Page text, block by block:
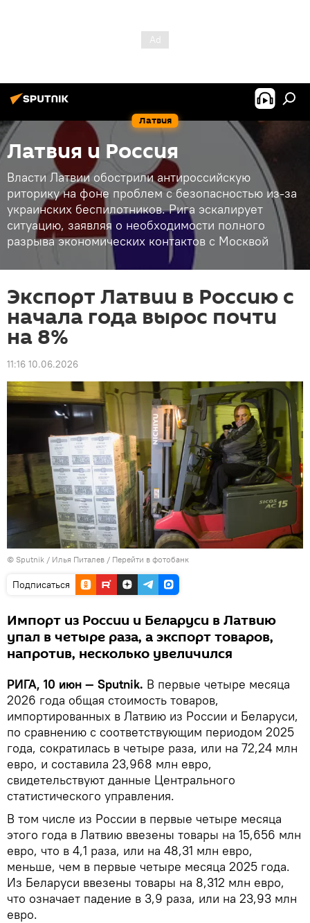
Латвия
Латвия и Россия
Власти Латвии обострили антироссийскую
риторику на фоне проблем с безопасностью из-за
украинских беспилотников. Рига эскалирует
ситуацию, заявляя о необходимости полного
разрыва экономических контактов с Москвой
Экспорт Латвии в Россию с
начала года вырос почти
на 8%
11:16 10.06.2026
© Sputnik / Илья Питалев / Перейти в фотобанк
Подписаться
Импорт из России и Беларуси в Латвию
упал в четыре раза, а экспорт товаров,
напротив, несколько увеличился
РИГА, 10 июн — Sputnik. В первые четыре месяца
2026 года общая стоимость товаров,
импортированных в Латвию из России и Беларуси,
по сравнению с соответствующим периодом 2025
года, сократилась в четыре раза, или на 72,24 млн
евро, и составила 23,968 млн евро,
свидетельствуют данные Центрального
статистического управления.
В том числе из России в первые четыре месяца
этого года в Латвию ввезены товары на 15,656 млн
евро, что в 4,1 раза, или на 48,31 млн евро,
меньше, чем в первые четыре месяца 2025 года.
Из Беларуси ввезены товары на 8,312 млн евро,
что означает падение в 3,9 раза, или на 23,93 млн
евро.